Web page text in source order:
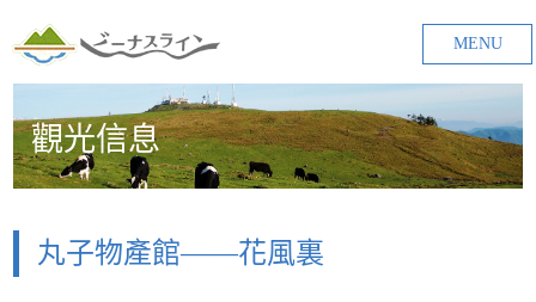
MENU
觀光信息
丸子物產館——花風裏